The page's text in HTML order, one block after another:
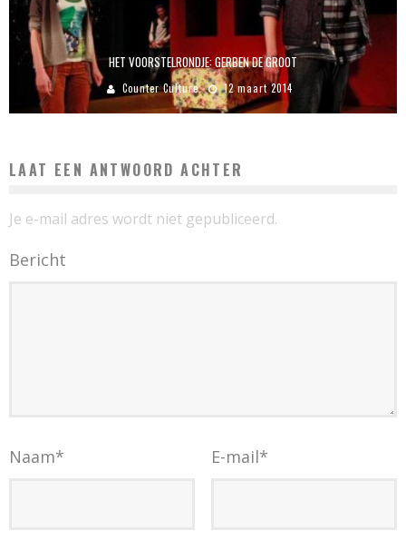
HET VOORSTELRONDJE: GERBEN DE GROOT
Counter Culture 12 maart 2014
LAAT EEN ANTWOORD ACHTER
Je e-mail adres wordt niet gepubliceerd.
Bericht
Naam* E-mail*